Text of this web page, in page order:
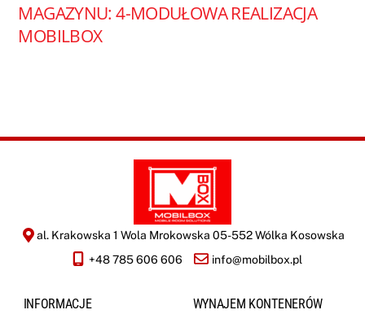
MAGAZYNU: 4-MODUŁOWA REALIZACJA
MOBILBOX
al. Krakowska 1 Wola Mrokowska 05-552 Wólka Kosowska
+48 785 606 606
info@mobilbox.pl
INFORMACJE WYNAJEM KONTENERÓW